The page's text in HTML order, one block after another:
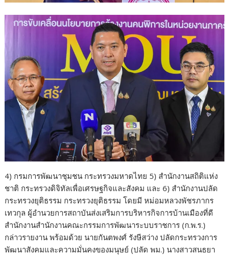
4) กรมการพัฒนาชุมชน กระทรวงมหาดไทย 5) สำนักงานสถิติแห่ง
ชาติ กระทรวงดิจิทัลเพื่อเศรษฐกิจและสังคม และ 6) สำนักงานปลัด
กระทรวงยุติธรรม กระทรวงยุติธรรม โดยมี หม่อมหลวงพัชรภากร
เทวกุล ผู้อำนวยการสถาบันส่งเสริมการบริหารกิจการบ้านเมืองที่ดี
สำนักงานสำนักงานคณะกรรมการพัฒนาระบบราชการ (ก.พ.ร.)
กล่าวรายงาน พร้อมด้วย นายกันตพงศ์ รังษีสว่าง ปลัดกระทรวงการ
พัฒนาสังคมและความมั่นคงของมนุษย์ (ปลัด พม.) นางสาวสนธยา